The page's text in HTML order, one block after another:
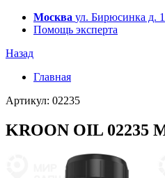
Москва ул. Бирюсинка д.
Помощь эксперта
Назад
Главная
Артикул: 02235
KROON OIL 02235